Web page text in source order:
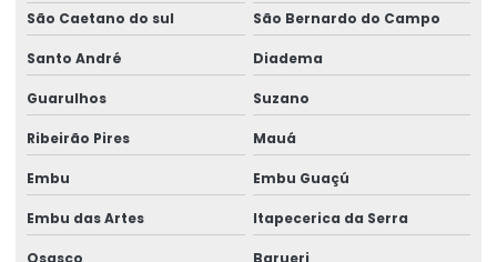
Despacho aduaneiro no comércio exterior
Despacho aduaneiro simplificado
Despacho e desembaraço aduaneiro
Emissão e controle de licenças de importação
São Caetano do sul
São Bernardo do Campo
Santo André Diadema
Guarulhos Suzano
Ribeirão Pires Mauá
Embu Embu Guaçú
Embu das Artes Itapecerica da Serra
Osasco Barueri